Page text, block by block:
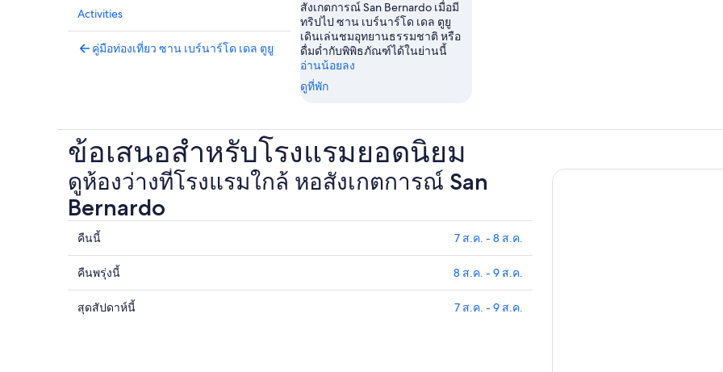
Activities
คู่มือท่องเที่ยว ซาน เบร์นาร์โด เดล ตูยู
สังเกตการณ์ San Bernardo เมื่อมี
ทริปไป ซาน เบร์นาร์โด เดล ตูยู
เดินเล่นชมอุทยานธรรมชาติ หรือ
ดื่มด่ำกับพิพิธภัณฑ์ได้ในย่านนี้
อ่านน้อยลง
ดูที่พัก
ข้อเสนอสำหรับโรงแรมยอดนิยม
ดูห้องว่างที่โรงแรมใกล้ หอสังเกตการณ์ San
Bernardo
ดูรา
คา
ที่พัก
ใกล้
คืนนี้ 7 ส.ค. - 8 ส.ค.
ดูรา
คา
ที่พัก
คืนพรุ่งนี้ 8 ส.ค. - 9 ส.ค.
ดูรา
สุดสัปดาห์นี้ 7 ส.ค. - 9 ส.ค.